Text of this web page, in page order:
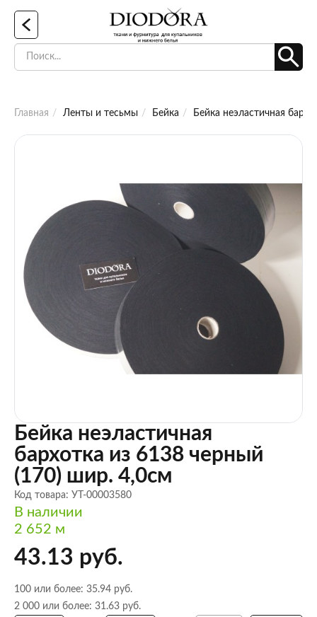
Главная Ленты и тесьмы Бейка Бейка неэластичная
Бейка неэластичная
бархотка из 6138 черный
(170) шир. 4,0см
Код товара: УТ-00003580
В наличии
2 652 м
43.13 руб.
100 или более: 35.94 руб.
2 000 или более: 31.63 руб.